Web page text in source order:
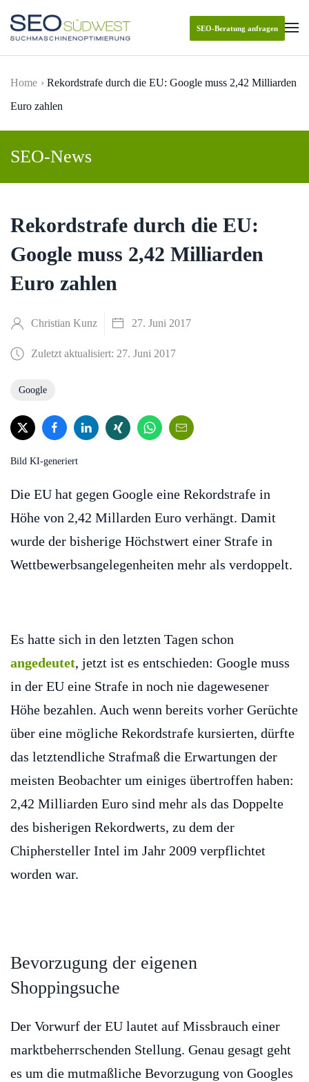
Skip to main content
SEO-Beratung anfragen
Home
Rekordstrafe durch die EU: Google muss 2,42 Milliarden
Euro zahlen
SEO-News
Rekordstrafe durch die EU:
Google muss 2,42 Milliarden
Euro zahlen
Christian Kunz 27. Juni 2017
Zuletzt aktualisiert: 27. Juni 2017
Google
Bild KI-generiert
Die EU hat gegen Google eine Rekordstrafe in
Höhe von 2,42 Millarden Euro verhängt. Damit
wurde der bisherige Höchstwert einer Strafe in
Wettbewerbsangelegenheiten mehr als verdoppelt.
Es hatte sich in den letzten Tagen schon
angedeutet, jetzt ist es entschieden: Google muss
in der EU eine Strafe in noch nie dagewesener
Höhe bezahlen. Auch wenn bereits vorher Gerüchte
über eine mögliche Rekordstrafe kursierten, dürfte
das letztendliche Strafmaß die Erwartungen der
meisten Beobachter um einiges übertroffen haben:
2,42 Milliarden Euro sind mehr als das Doppelte
des bisherigen Rekordwerts, zu dem der
Chiphersteller Intel im Jahr 2009 verpflichtet
worden war.
Bevorzugung der eigenen
Shoppingsuche
Der Vorwurf der EU lautet auf Missbrauch einer
marktbeherrschenden Stellung. Genau gesagt geht
es um die mutmaßliche Bevorzugung von Googles